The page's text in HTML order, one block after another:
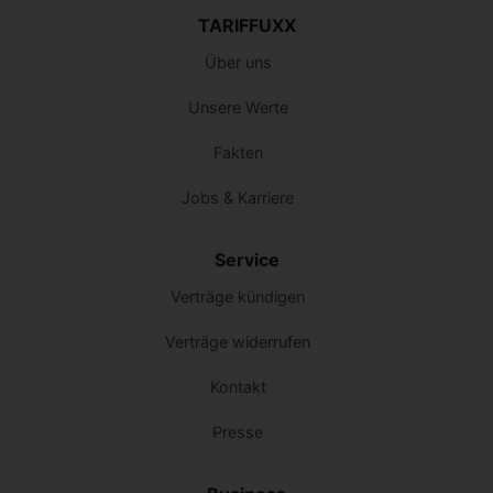
TARIFFUXX
Über uns
Unsere Werte
Fakten
Jobs & Karriere
Service
Verträge kündigen
Verträge widerrufen
Kontakt
Presse